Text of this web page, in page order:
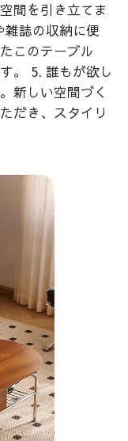
間を引き立てま
誌の収納に便
このテーブル
。 5. 誰もが欲し
新しい空間づく
だき、スタイリ